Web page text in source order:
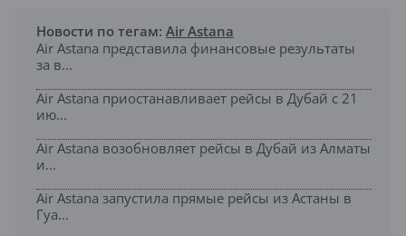
Новости по тегам: Air Astana
Air Astana представила финансовые результаты
за в...
Air Astana приостанавливает рейсы в Дубай с 21
ию...
Air Astana возобновляет рейсы в Дубай из Алматы
и...
Air Astana запустила прямые рейсы из Астаны в
Гуа...